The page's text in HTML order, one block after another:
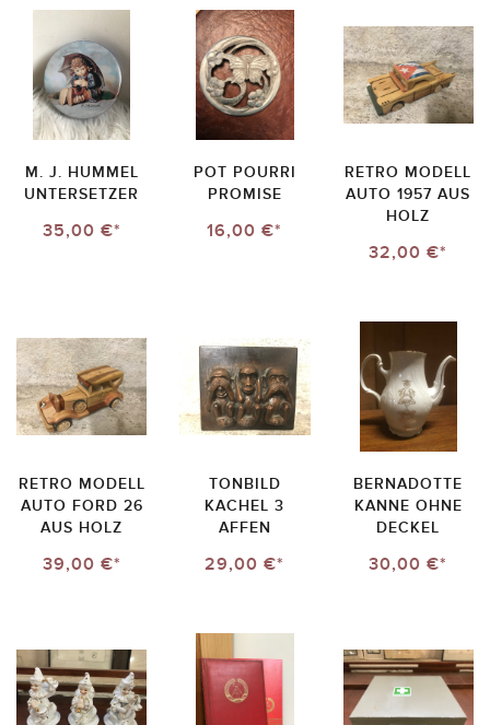
M. J. HUMMEL
UNTERSETZER
35,00 €*
POT POURRI
PROMISE
16,00 €*
RETRO MODELL
AUTO 1957 AUS
HOLZ
32,00 €*
RETRO MODELL
AUTO FORD 26
AUS HOLZ
39,00 €*
TONBILD
KACHEL 3
AFFEN
29,00 €*
BERNADOTTE
KANNE OHNE
DECKEL
30,00 €*